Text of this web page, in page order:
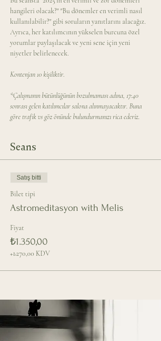
hangileri olacak?" "Bu dönemler en verimli nasıl
kullanılabilir?" gibi soruların yanıtlarını alacağız.
Ayrıca, her katılımcının yükselen burcuna özel
yorumlar paylaşılacak ve yeni sene için yeni
niyetler belirlenecek.
Kontenjan 10 kişiliktir.
*Çalışmanın bütünlüğünün bozulmaması adına, 17:40
sonrası gelen katılımcılar salona alınmayacaktır. Buna
göre trafik vs göz önünde bulundurmanızı rica ederiz.
Seans
Satış bitti
Bilet tipi
Astromeditasyon with Melis
Fiyat
₺1.350,00
+₺270,00 KDV